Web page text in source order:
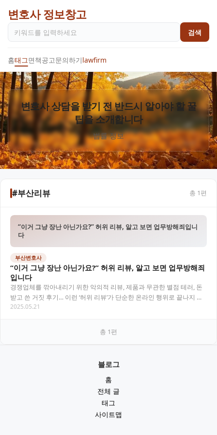
변호사 정보창고
검색
홈태그면책공고문의하기lawfirm
변호사 상담을 받기 전 반드시 알아야 할 꿀
팁을 소개합니다
법률 정보
#부산리뷰 총 1편
“이거 그냥 장난 아닌가요?” 허위 리뷰, 알고 보면 업무방해죄입니
다
부산변호사
“이거 그냥 장난 아닌가요?” 허위 리뷰, 알고 보면 업무방해죄
입니다
경쟁업체를 깎아내리기 위한 악의적 리뷰, 제품과 무관한 별점 테러, 돈
받고 쓴 거짓 후기… 이런 ‘허위 리뷰’가 단순한 온라인 행위로 끝나지 않
고, 형법상 업무방해죄로 형사처벌될…
2025.05.21
총 1편
블로그
홈
전체 글
태그
사이트맵